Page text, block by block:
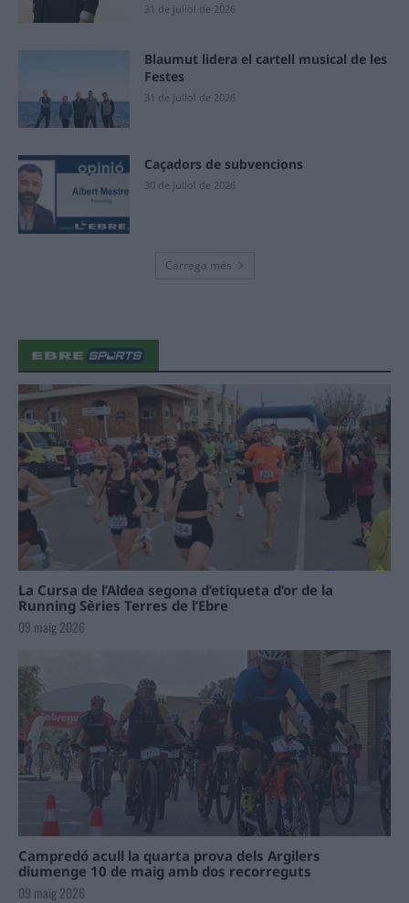
31 de juliol de 2026
Blaumut lidera el cartell musical de les
Festes
31 de juliol de 2026
Caçadors de subvencions
30 de juliol de 2026
Carrega més
La Cursa de l’Aldea segona d’etiqueta d’or de la
Running Sèries Terres de l’Ebre
09 maig 2026
Campredó acull la quarta prova dels Argilers
diumenge 10 de maig amb dos recorreguts
09 maig 2026